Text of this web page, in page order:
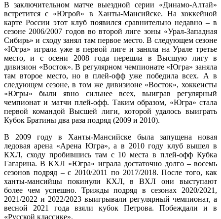
В заключительном матче выездной серии «Динамо-Алтай»
встретится с «Югрой» в Ханты-Мансийске. На хоккейной
карте России этот клуб появился сравнительно недавно – в
сезоне 2006/2007 годов во второй лиге зоны «Урал-Западная
Сибирь» и сходу занял там первое место. В следующем сезоне
«Югра» играла уже в первой лиге и заняла на Урале третье
место, и с осени 2008 года перешла в Высшую лигу в
дивизион «Восток». В регулярном чемпионате «Югра» заняла
там второе место, но в плей-офф уже победила всех. А в
следующем сезоне, в том же дивизионе «Восток», хоккеисты
«Югры» были явно сильнее всех, выиграв регулярный
чемпионат и матчи плей-офф. Таким образом, «Югра» стала
первой командой Высшей лиги, которой удалось выиграть
Кубок Братины два раза подряд (2009 и 2010).
В 2009 году в Ханты-Мансийске была запущена новая
ледовая арена «Арена Югра», а в 2010 году клуб вышел в
КХЛ, сходу пробившись там с 10 места в плей-офф Кубка
Гагарина. В КХЛ «Югра» играла достаточно долго – восемь
сезонов подряд – с 2010/2011 по 2017/2018. После того, как
ханты-мансийцы покинули КХЛ, в ВХЛ они выступают
более чем успешно. Трижды подряд в сезонах 2020/2021,
2021/2022 и 2022/2023 выигрывали регулярный чемпионат, а
весной 2021 года взяли кубок Петрова. Побеждали и в
«Русской классике».